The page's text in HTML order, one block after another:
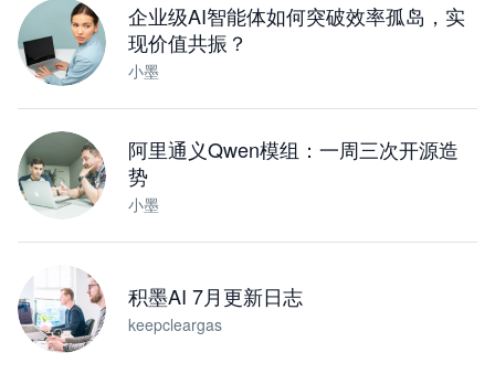
企业级AI智能体如何突破效率孤岛，实
现价值共振？
小墨
阿里通义Qwen模组：一周三次开源造
势
小墨
积墨AI 7月更新日志
keepcleargas